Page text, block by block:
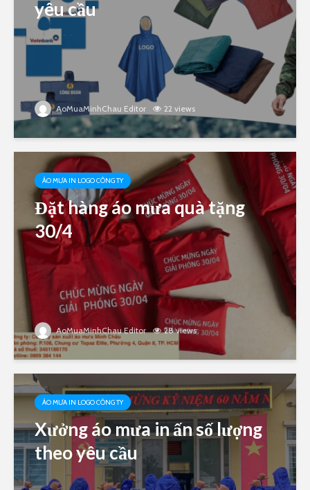
yêu cầu
AoMuaMinhChau Editor 22 views
ÁO MƯA IN LOGO CÔNG TY
Đặt hàng áo mưa quà tặng
30/4
AoMuaMinhChau Editor 28 views
ÁO MƯA IN LOGO CÔNG TY
Xưởng áo mưa in ấn số lượng
theo yêu cầu